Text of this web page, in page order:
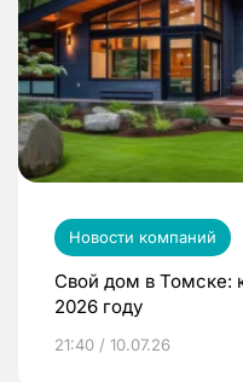
Новости компаний
Свой дом в Томске:
2026 году
21:40 / 10.07.26